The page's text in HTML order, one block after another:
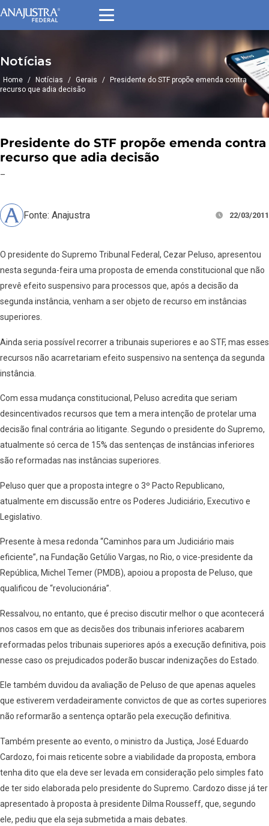
Notícias
Home / Notícias / Gerais /
Presidente do STF propõe emenda contra
recurso que adia decisão
Presidente do STF propõe emenda contra
recurso que adia decisão
–
Fonte: Anajustra 22/03/2011
O presidente do Supremo Tribunal Federal, Cezar Peluso, apresentou
nesta segunda-feira uma proposta de emenda constitucional que não
prevê efeito suspensivo para processos que, após a decisão da
segunda instância, venham a ser objeto de recurso em instâncias
superiores.
Ainda seria possível recorrer a tribunais superiores e ao STF, mas esses
recursos não acarretariam efeito suspensivo na sentença da segunda
instância.
Com essa mudança constitucional, Peluso acredita que seriam
desincentivados recursos que tem a mera intenção de protelar uma
decisão final contrária ao litigante. Segundo o presidente do Supremo,
atualmente só cerca de 15% das sentenças de instâncias inferiores
são reformadas nas instâncias superiores.
Peluso quer que a proposta integre o 3º Pacto Republicano,
atualmente em discussão entre os Poderes Judiciário, Executivo e
Legislativo.
Presente à mesa redonda “Caminhos para um Judiciário mais
eficiente”, na Fundação Getúlio Vargas, no Rio, o vice-presidente da
República, Michel Temer (PMDB), apoiou a proposta de Peluso, que
qualificou de “revolucionária”.
Ressalvou, no entanto, que é preciso discutir melhor o que acontecerá
nos casos em que as decisões dos tribunais inferiores acabarem
reformadas pelos tribunais superiores após a execução definitiva, pois
nesse caso os prejudicados poderão buscar indenizações do Estado.
Ele também duvidou da avaliação de Peluso de que apenas aqueles
que estiverem verdadeiramente convictos de que as cortes superiores
não reformarão a sentença optarão pela execução definitiva.
Também presente ao evento, o ministro da Justiça, José Eduardo
Cardozo, foi mais reticente sobre a viabilidade da proposta, embora
tenha dito que ela deve ser levada em consideração pelo simples fato
de ter sido elaborada pelo presidente do Supremo. Cardozo disse já ter
apresentado à proposta à presidente Dilma Rousseff, que, segundo
ele, pediu que ela seja submetida a mais debates.